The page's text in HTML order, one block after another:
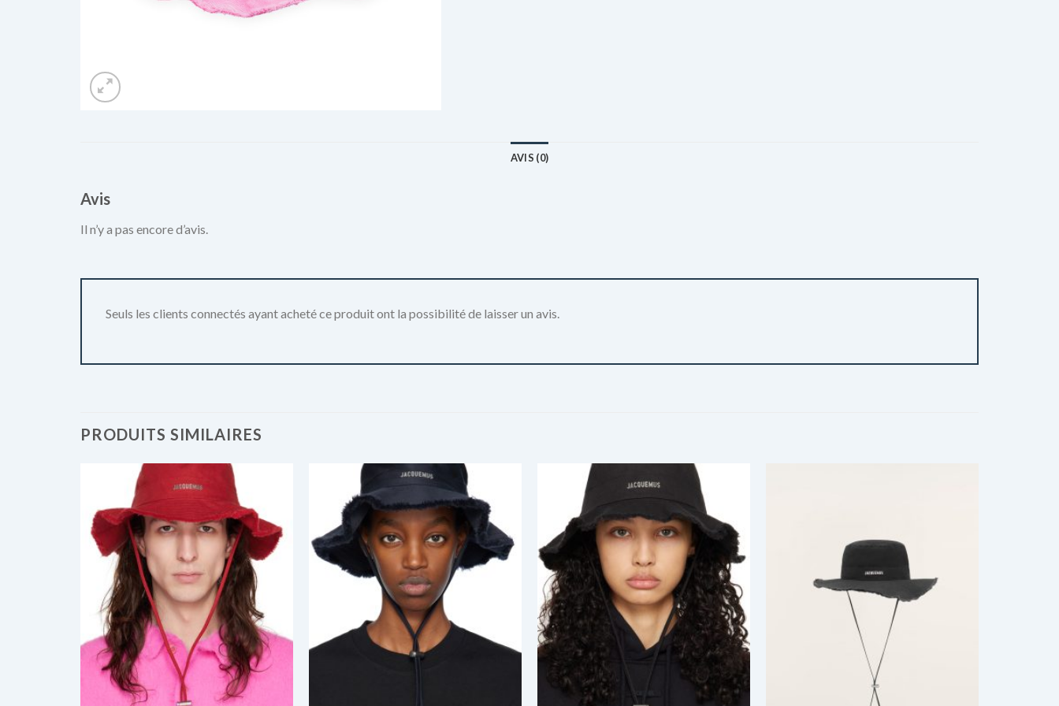
AVIS (0)
Avis
Il n’y a pas encore d’avis.
Seuls les clients connectés ayant acheté ce produit ont la possibilité de laisser un avis.
PRODUITS SIMILAIRES